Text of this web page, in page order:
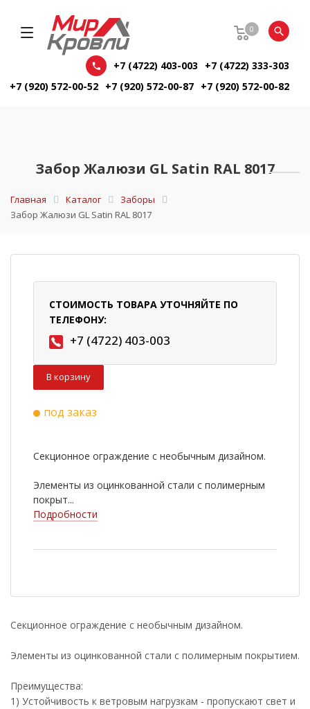
0
+7 (4722) 403-003
+7 (4722) 333-303
+7 (920) 572-00-52 +7 (920) 572-00-87 +7 (920) 572-00-82
Забор Жалюзи GL Satin RAL 8017
Главная Каталог
Заборы
Забор Жалюзи GL Satin RAL 8017
СТОИМОСТЬ ТОВАРА УТОЧНЯЙТЕ ПО
ТЕЛЕФОНУ:
+7 (4722) 403-003
В корзину
под заказ
Секционное ограждение с необычным дизайном.
Элементы из оцинкованной стали с полимерным
покрыт...
Подробности
Секционное ограждение с необычным дизайном.
Элементы из оцинкованной стали с полимерным покрытием.
Преимущества:
1) Устойчивость к ветровым нагрузкам - пропускают свет и